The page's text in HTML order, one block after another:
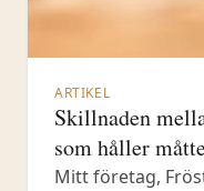
ARTIKEL
Skillnaden
som håller
Mitt företag,